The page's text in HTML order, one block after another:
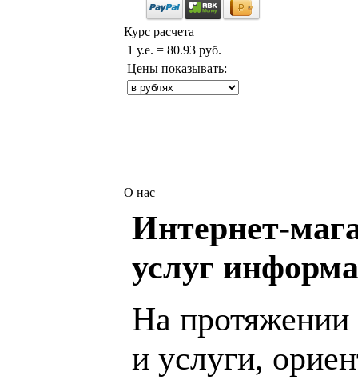
Курс расчета
1 у.е. = 80.93 руб.
Цены показывать:
О нас
Интернет-
услуг
На протяжении
и услуги,